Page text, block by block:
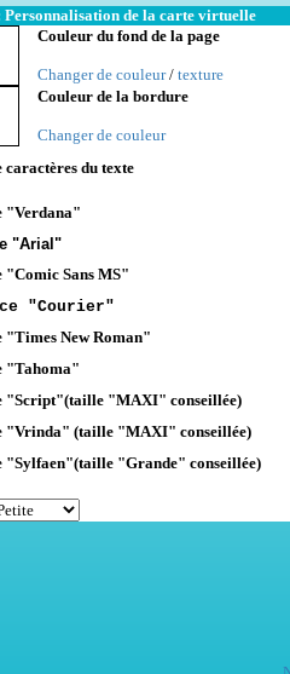
Personnalisation de la carte virtuelle
Couleur du fond de la page
Changer de couleur/ texture
Couleur de la bordure
Changer de couleur
caractères du texte
"Verdana"
"Arial"
"Comic Sans MS"
"Courier"
"Times New Roman"
"Tahoma"
"Script"(taille "MAXI" conseillée)
"Vrinda" (taille "MAXI" conseillée)
"Sylfaen"(taille "Grande" conseillée)